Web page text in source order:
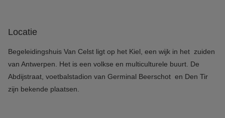
Locatie
Begeleidingshuis Van Celst ligt op het Kiel, een wijk in het zuiden
van Antwerpen. Het is een volkse en multiculturele buurt. De
Abdijstraat, voetbalstadion van Germinal Beerschot en Den Tir
zijn bekende plaatsen.